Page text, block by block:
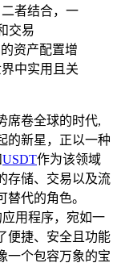
者结合，一
交易
资产配置增
中实用且关
席卷全球的时代,
的新星，正以一种
USDT作为该领域
存储、交易以及流
代的角色。
用程序，宛如一
便捷、安全且功能
一个包容万象的宝